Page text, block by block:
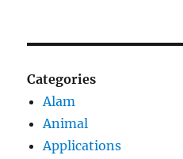
Categories
Alam
Animal
Applications